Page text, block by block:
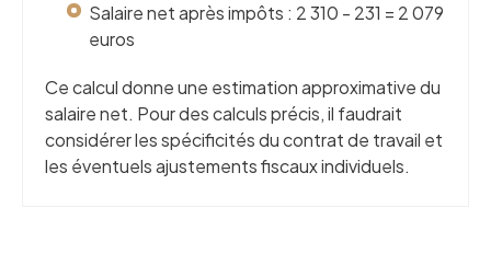
Salaire net après impôts : 2 310 - 231 = 2 079
euros
Ce calcul donne une estimation approximative du
salaire net. Pour des calculs précis, il faudrait
considérer les spécificités du contrat de travail et
les éventuels ajustements fiscaux individuels.